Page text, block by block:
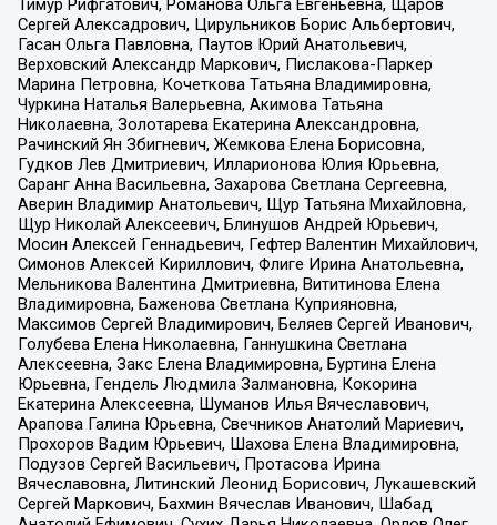
Тимур Рифгатович, Романова Ольга Евгеньевна, Щаров
Сергей Алексадрович, Цирульников Борис Альбертович,
Гасан Ольга Павловна, Паутов Юрий Анатольевич,
Верховский Александр Маркович, Пислакова-Паркер
Марина Петровна, Кочеткова Татьяна Владимировна,
Чуркина Наталья Валерьевна, Акимова Татьяна
Николаевна, Золотарева Екатерина Александровна,
Рачинский Ян Збигневич, Жемкова Елена Борисовна,
Гудков Лев Дмитриевич, Илларионова Юлия Юрьевна,
Саранг Анна Васильевна, Захарова Светлана Сергеевна,
Аверин Владимир Анатольевич, Щур Татьяна Михайловна,
Щур Николай Алексеевич, Блинушов Андрей Юрьевич,
Мосин Алексей Геннадьевич, Гефтер Валентин Михайлович,
Симонов Алексей Кириллович, Флиге Ирина Анатольевна,
Мельникова Валентина Дмитриевна, Вититинова Елена
Владимировна, Баженова Светлана Куприяновна,
Максимов Сергей Владимирович, Беляев Сергей Иванович,
Голубева Елена Николаевна, Ганнушкина Светлана
Алексеевна, Закс Елена Владимировна, Буртина Елена
Юрьевна, Гендель Людмила Залмановна, Кокорина
Екатерина Алексеевна, Шуманов Илья Вячеславович,
Арапова Галина Юрьевна, Свечников Анатолий Мариевич,
Прохоров Вадим Юрьевич, Шахова Елена Владимировна,
Подузов Сергей Васильевич, Протасова Ирина
Вячеславовна, Литинский Леонид Борисович, Лукашевский
Сергей Маркович, Бахмин Вячеслав Иванович, Шабад